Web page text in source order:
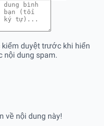
duyệt trước khi hiển
nội dung spam.
về nội dung này!